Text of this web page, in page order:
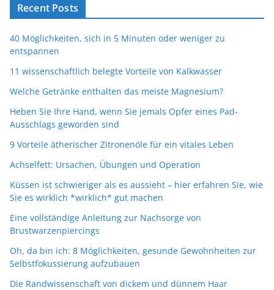
Recent Posts
40 Möglichkeiten, sich in 5 Minuten oder weniger zu
entspannen
11 wissenschaftlich belegte Vorteile von Kalkwasser
Welche Getränke enthalten das meiste Magnesium?
Heben Sie Ihre Hand, wenn Sie jemals Opfer eines Pad-
Ausschlags geworden sind
9 Vorteile ätherischer Zitronenöle für ein vitales Leben
Achselfett: Ursachen, Übungen und Operation
Küssen ist schwieriger als es aussieht – hier erfahren Sie, wie
Sie es wirklich *wirklich* gut machen
Eine vollständige Anleitung zur Nachsorge von
Brustwarzenpiercings
Oh, da bin ich: 8 Möglichkeiten, gesunde Gewohnheiten zur
Selbstfokussierung aufzubauen
Die Randwissenschaft von dickem und dünnem Haar